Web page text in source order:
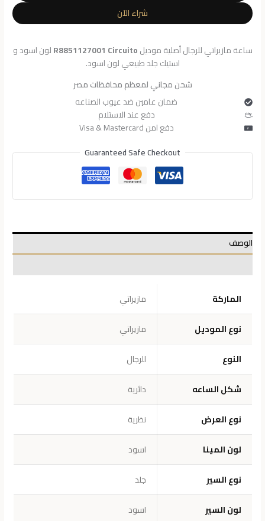
R8851127001
شراء الآن
ساعة مازيراتي للرجال أصلية موديلR8851127001 Circuitoلون اسود و
استيك جلد طبيعي لون اسود.
شحن مجاني لمعظم محافظات مصر
ضمان عامين ضد عيوب الصناعه
دفع عند الاستلام
دفع امن Visa & Mastercard
Guaranteed Safe Checkout
الوصف
الماركة
مازيراتي
نوع الموديل
مازيراتي
النوع
للرجال
شكل الساعه
دائرية
نوع العرض
نظرية
لون المينا
اسود
نوع السير
جلد
لون السير
اسود